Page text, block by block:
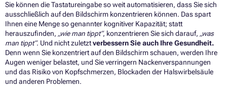
Sie können die Tastatureingabe so weit automatisieren, dass Sie sich
ausschließlich auf den Bildschirm konzentrieren können. Das spart
Ihnen eine Menge so genannter kognitiver Kapazität; statt
herauszufinden, „wie man tippt“, konzentrieren Sie sich darauf, „was
man tippt“. Und nicht zuletztverbessern Sie auch Ihre Gesundheit.
Denn wenn Sie konzentriert auf den Bildschirm schauen, werden Ihre
Augen weniger belastet, und Sie verringern Nackenverspannungen
und das Risiko von Kopfschmerzen, Blockaden der Halswirbelsäule
und anderen Problemen.